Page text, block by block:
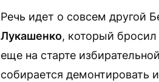
Речь идет о совсем другой
Лукашенко, который
еще на старте
собирается